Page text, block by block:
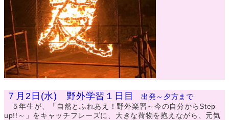
７月2日(水) 野外学習１日目
出発～夕方まで
５年生が、「自然とふれあえ！野外楽習～今の自分からStep
up!!～」をキャッチフレーズに、大きな荷物を抱えながら、元気